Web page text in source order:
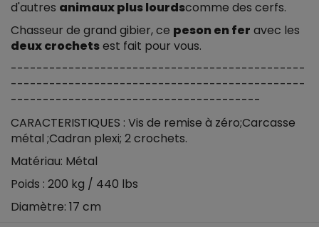
d'autres animaux plus lourdscomme des cerfs.
Chasseur de grand gibier, ce peson en fer avec les
deux crochetsest fait pour vous.
----------------------------------------------
----------------------------------------------
---------------------------------------
CARACTERISTIQUES : Vis de remise à zéro;Carcasse
métal ;Cadran plexi; 2 crochets.
Matériau: Métal
Poids : 200 kg / 440 lbs
Diamètre: 17 cm